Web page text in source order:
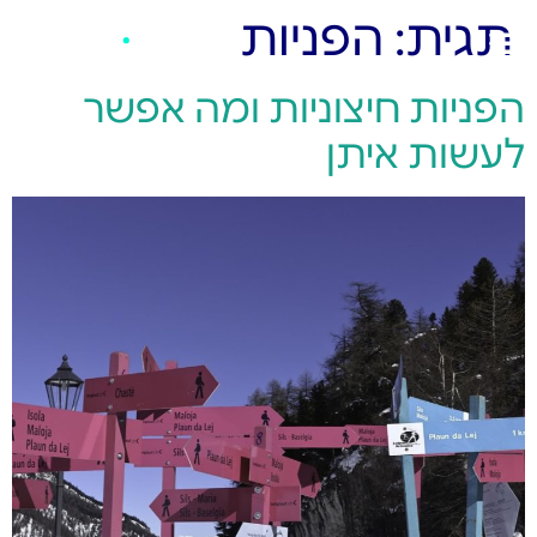
תגית: הפניות
הפניות חיצוניות ומה אפשר
לעשות איתן